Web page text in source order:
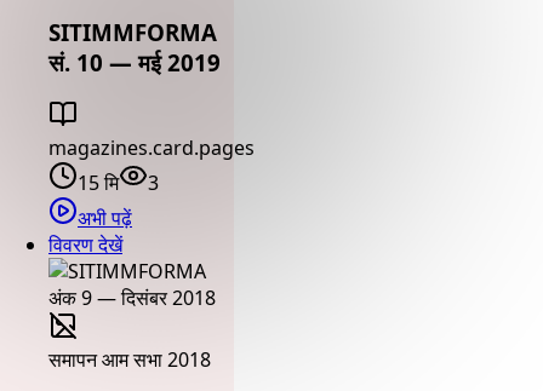
SITIMMFORMA
सं. 10 — मई 2019
magazines.card.pages
15 मि
3
अभी पढ़ें
विवरण देखें
समापन आम सभा 2018